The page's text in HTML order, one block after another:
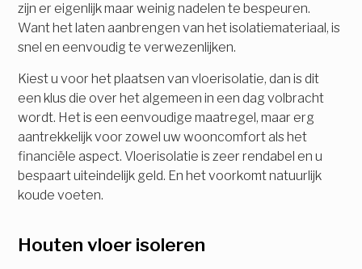
zijn er eigenlijk maar weinig nadelen te bespeuren.
Want het laten aanbrengen van het isolatiemateriaal, is
snel en eenvoudig te verwezenlijken.
Kiest u voor het plaatsen van vloerisolatie, dan is dit
een klus die over het algemeen in een dag volbracht
wordt. Het is een eenvoudige maatregel, maar erg
aantrekkelijk voor zowel uw wooncomfort als het
financiële aspect. Vloerisolatie is zeer rendabel en u
bespaart uiteindelijk geld. En het voorkomt natuurlijk
koude voeten.
Houten vloer isoleren